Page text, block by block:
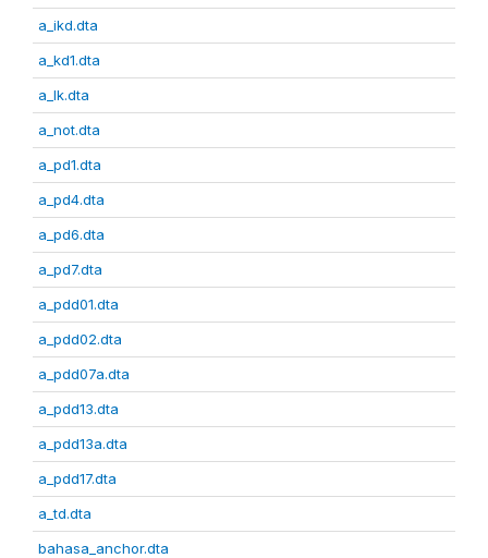
a_ikd.dta
a_kd1.dta
a_lk.dta
a_not.dta
a_pd1.dta
a_pd4.dta
a_pd6.dta
a_pd7.dta
a_pdd01.dta
a_pdd02.dta
a_pdd07a.dta
a_pdd13.dta
a_pdd13a.dta
a_pdd17.dta
a_td.dta
bahasa_anchor.dta